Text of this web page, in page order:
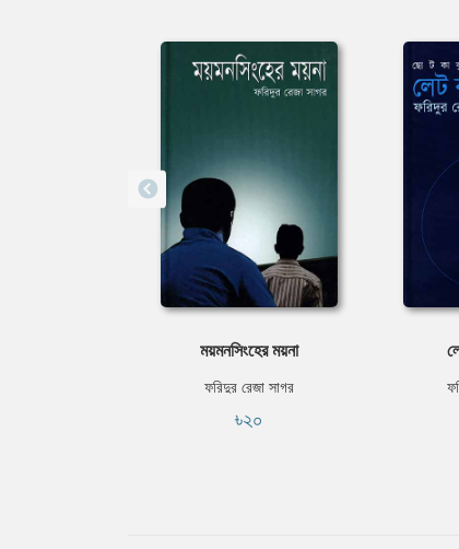
ময়মনসিংহের ময়না
ফরিদুর রেজা সাগর
৳২০